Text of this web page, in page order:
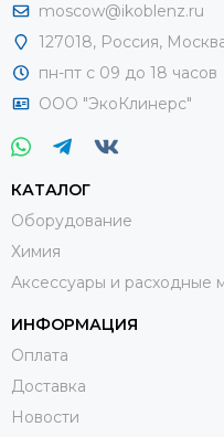
moscow@ikoblenz.ru
127018, Россия,
пн-пт с 09 до 18 часов
ООО "ЭкоКлинерс"
КАТАЛОГ
Оборудование
Химия
Аксессуары и расходные
ИНФОРМАЦИЯ
Оплата
Доставка
Новости